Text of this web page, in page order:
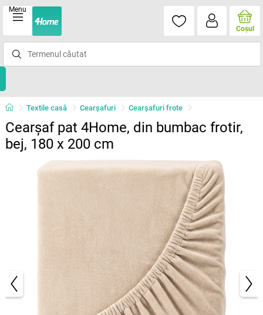
Menu
Coşul
Textile casă Cearșafuri Cearșafuri frote
Cearșaf pat 4Home, din bumbac frotir,
bej, 180 x 200 cm